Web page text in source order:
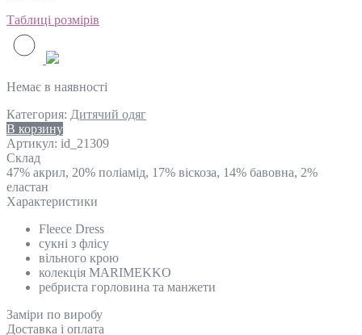
Таблиці розмірів
Немає в наявності
Категория: Дитячий одяг
В корзину
Артикул: id_21309
Склад
47% акрил, 20% поліамід, 17% віскоза, 14% бавовна, 2%
еластан
Характеристики
Fleece Dress
сукні з флісу
вільного крою
колекція MARIMEKKO
ребриста горловина та манжети
Замiри по виробу
Доставка і оплата